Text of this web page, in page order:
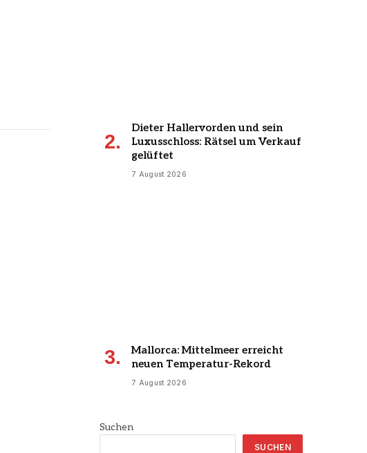
Dieter Hallervorden und sein
Luxusschloss: Rätsel um Verkauf
gelüftet
7 August 2026
Mallorca: Mittelmeer erreicht
neuen Temperatur-Rekord
7 August 2026
Suchen
SUCHEN